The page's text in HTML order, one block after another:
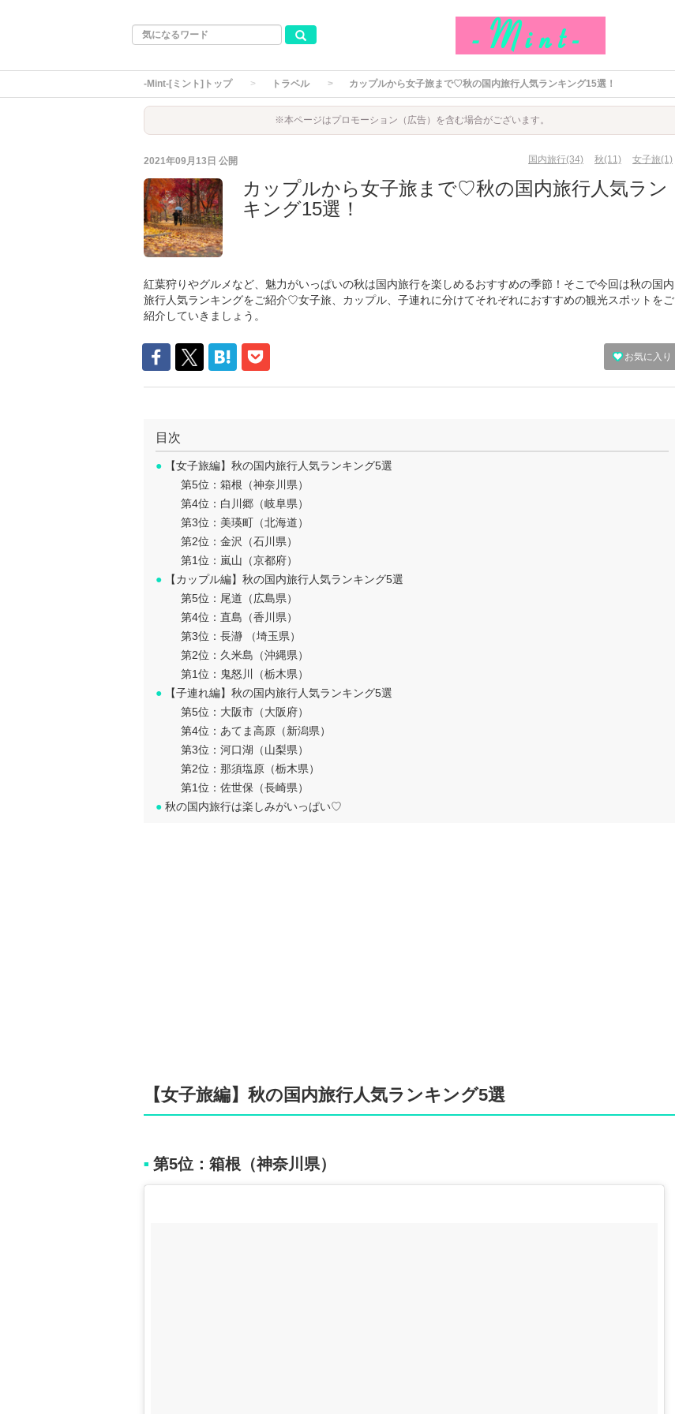
-Mint-[ミント]トップ トラベル カップルから女子旅まで♡秋の国内旅行人気ランキング15選！
※本ページはプロモーション（広告）を含む場合がございます。
2021年09月13日 公開 国内旅行(34) 秋(11) 女子旅(1)
カップルから女子旅まで♡秋の国内旅行人気ラン
キング15選！
紅葉狩りやグルメなど、魅力がいっぱいの秋は国内旅行を楽しめるおすすめの季節！そこで今回は秋の国内
旅行人気ランキングをご紹介♡女子旅、カップル、子連れに分けてそれぞれにおすすめの観光スポットをご
紹介していきましょう。
お気に入り
目次
● 【女子旅編】秋の国内旅行人気ランキング5選
第5位：箱根（神奈川県）
第4位：白川郷（岐阜県）
第3位：美瑛町（北海道）
第2位：金沢（石川県）
第1位：嵐山（京都府）
● 【カップル編】秋の国内旅行人気ランキング5選
第5位：尾道（広島県）
第4位：直島（香川県）
第3位：長瀞 （埼玉県）
第2位：久米島（沖縄県）
第1位：鬼怒川（栃木県）
● 【子連れ編】秋の国内旅行人気ランキング5選
第5位：大阪市（大阪府）
第4位：あてま高原（新潟県）
第3位：河口湖（山梨県）
第2位：那須塩原（栃木県）
第1位：佐世保（長崎県）
● 秋の国内旅行は楽しみがいっぱい♡
【女子旅編】秋の国内旅行人気ランキング5選
■ 第5位：箱根（神奈川県）